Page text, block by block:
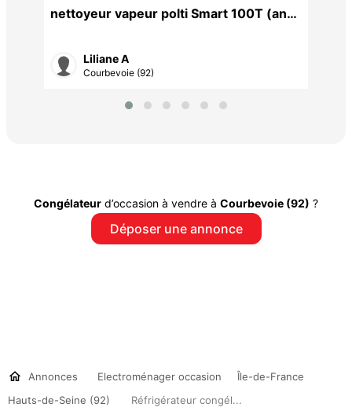
nettoyeur vapeur polti Smart 100T (anc.
Liliane A
Courbevoie (92)
Congélateur d’occasion à vendre à Courbevoie (92) ?
Déposer une annonce
Annonces Electroménager occasion
Île-de-France
Hauts-de-Seine (92)
Réfrigérateur congél...